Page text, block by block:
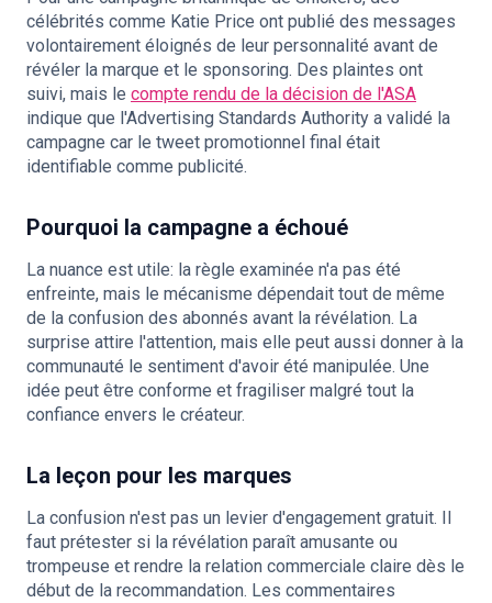
célébrités comme Katie Price ont publié des messages
volontairement éloignés de leur personnalité avant de
révéler la marque et le sponsoring. Des plaintes ont
suivi, mais le compte rendu de la décision de l'ASA
indique que l'Advertising Standards Authority a validé la
campagne car le tweet promotionnel final était
identifiable comme publicité.
Pourquoi la campagne a échoué
La nuance est utile: la règle examinée n'a pas été
enfreinte, mais le mécanisme dépendait tout de même
de la confusion des abonnés avant la révélation. La
surprise attire l'attention, mais elle peut aussi donner à la
communauté le sentiment d'avoir été manipulée. Une
idée peut être conforme et fragiliser malgré tout la
confiance envers le créateur.
La leçon pour les marques
La confusion n'est pas un levier d'engagement gratuit. Il
faut prétester si la révélation paraît amusante ou
trompeuse et rendre la relation commerciale claire dès le
début de la recommandation. Les commentaires